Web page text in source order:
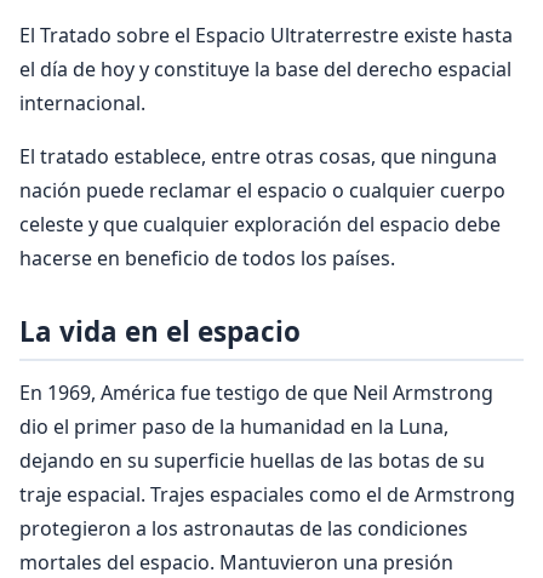
El Tratado sobre el Espacio Ultraterrestre existe hasta
el día de hoy y constituye la base del derecho espacial
internacional.
El tratado establece, entre otras cosas, que ninguna
nación puede reclamar el espacio o cualquier cuerpo
celeste y que cualquier exploración del espacio debe
hacerse en beneficio de todos los países.
La vida en el espacio
En 1969, América fue testigo de que Neil Armstrong
dio el primer paso de la humanidad en la Luna,
dejando en su superficie huellas de las botas de su
traje espacial. Trajes espaciales como el de Armstrong
protegieron a los astronautas de las condiciones
mortales del espacio. Mantuvieron una presión